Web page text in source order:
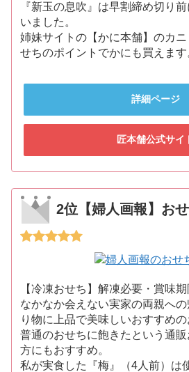
『新玉の息吹』は早割締め切り
いました。
姉妹サイトの【かに本舗】のカ
せちのポイントでかにも買えます
詳細ページ
匠本舗公式サイ
2位【婦人画報】お
【冷凍おせち】解凍必要・賞味
なかなか会えない実家の両親へ
り物に上品で美味しいおすすめの
普通のおせちに飽きたという通
方にもおすすめ。
私が実食した『梅』（4人前）は